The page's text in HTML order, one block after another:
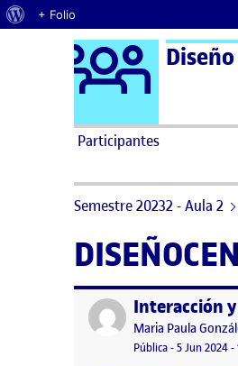
Acerca de WordPress
+ Folio
Saltar al contenido Logo Ágora
Participantes
Semestre 20232 - Aula 2
Publicado porInteracción
Publicado por
Maria Paula
Visibilidad:
Pública-Fecha de
5 Jun 20246-